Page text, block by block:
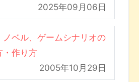
2025年09月06日
ノベル、ゲームシナリオの
・作り方
2005年10月29日